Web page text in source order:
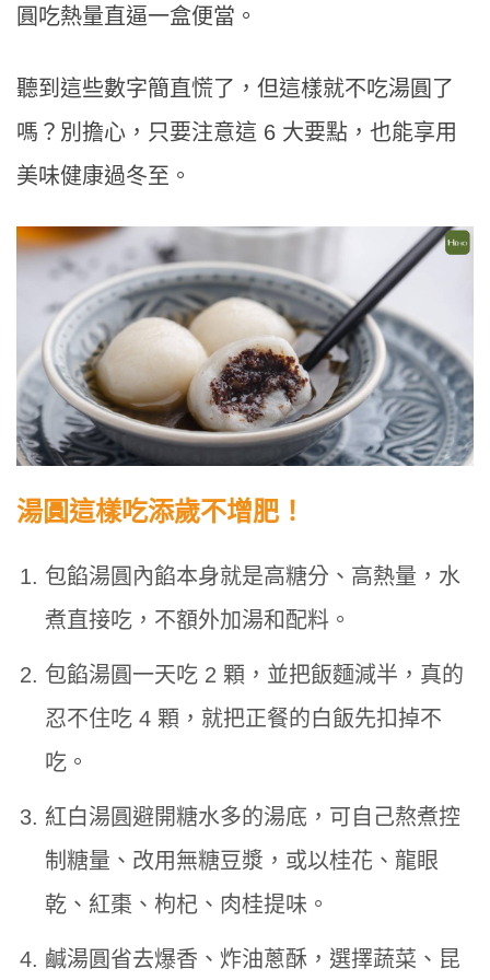
圓吃熱量直逼一盒便當。
聽到這些數字簡直慌了，但這樣就不吃湯圓了
嗎？別擔心，只要注意這 6 大要點，也能享用
美味健康過冬至。
湯圓這樣吃添歲不增肥！
包餡湯圓內餡本身就是高糖分、高熱量，水
煮直接吃，不額外加湯和配料。
包餡湯圓一天吃 2 顆，並把飯麵減半，真的
忍不住吃 4 顆，就把正餐的白飯先扣掉不
吃。
紅白湯圓避開糖水多的湯底，可自己熬煮控
制糖量、改用無糖豆漿，或以桂花、龍眼
乾、紅棗、枸杞、肉桂提味。
鹹湯圓省去爆香、炸油蔥酥，選擇蔬菜、昆